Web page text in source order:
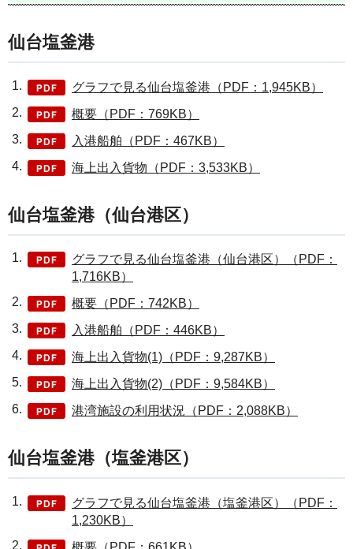
仙台塩釜港
グラフで見る仙台塩釜港（PDF：1,945KB）
概要（PDF：769KB）
入港船舶（PDF：467KB）
海上出入貨物（PDF：3,533KB）
仙台塩釜港（仙台港区）
グラフで見る仙台塩釜港（仙台港区）（PDF：
1,716KB）
概要（PDF：742KB）
入港船舶（PDF：446KB）
海上出入貨物(1)（PDF：9,287KB）
海上出入貨物(2)（PDF：9,584KB）
港湾施設の利用状況（PDF：2,088KB）
仙台塩釜港（塩釜港区）
グラフで見る仙台塩釜港（塩釜港区）（PDF：
1,230KB）